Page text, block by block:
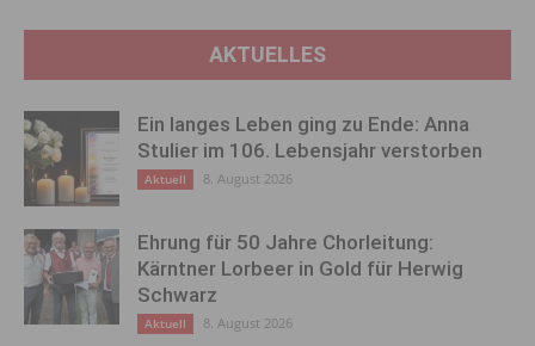
AKTUELLES
Ein langes Leben ging zu Ende: Anna
Stulier im 106. Lebensjahr verstorben
Aktuell 8. August 2026
Ehrung für 50 Jahre Chorleitung:
Kärntner Lorbeer in Gold für Herwig
Schwarz
Aktuell 8. August 2026